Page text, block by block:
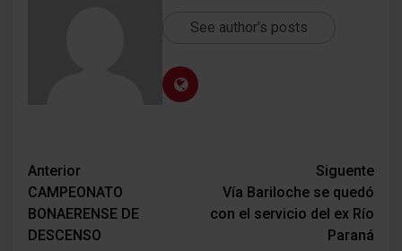
See author's posts
Navegación
de
entradas
Anterior
CAMPEONATO
BONAERENSE DE
DESCENSO
Siguente
Vía Bariloche se quedó
con el servicio del ex Río
Paraná